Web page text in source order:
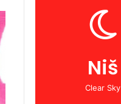
Niš
Clear Sky